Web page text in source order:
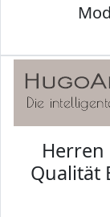
Herren
Qualität